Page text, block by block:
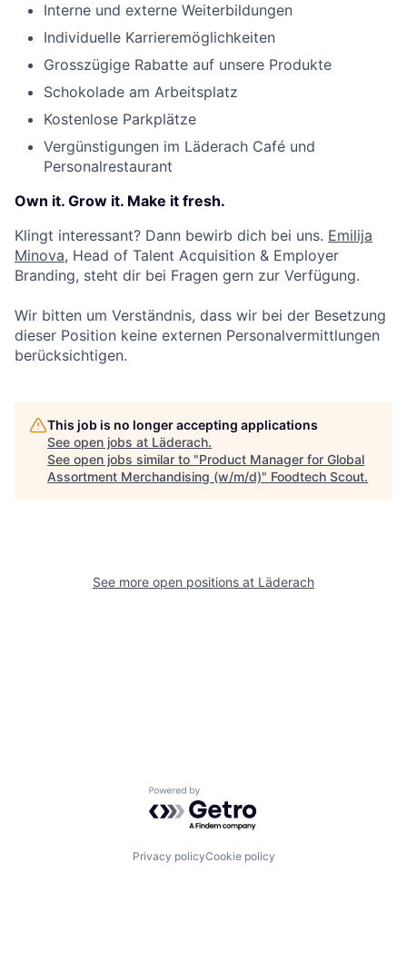
Interne und externe Weiterbildungen
Individuelle Karrieremöglichkeiten
Grosszügige Rabatte auf unsere Produkte
Schokolade am Arbeitsplatz
Kostenlose Parkplätze
Vergünstigungen im Läderach Café und
Personalrestaurant
Own it. Grow it. Make it fresh.
Klingt interessant? Dann bewirb dich bei uns. Emilija
Minova, Head of Talent Acquisition & Employer
Branding, steht dir bei Fragen gern zur Verfügung.
Wir bitten um Verständnis, dass wir bei der Besetzung
dieser Position keine externen Personalvermittlungen
berücksichtigen.
This job is no longer accepting applications
See open jobs at Läderach.
See open jobs similar to "Product Manager for Global
Assortment Merchandising (w/m/d)" Foodtech Scout.
See more open positions at Läderach
Powered by Getro.com
Privacy policyCookie policy